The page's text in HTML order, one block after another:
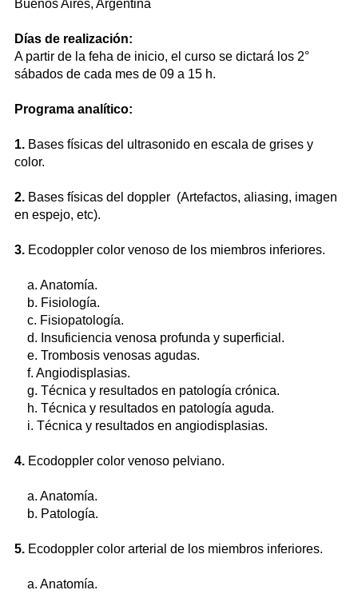
Buenos Aires, Argentina
Días de realización:
A partir de la feha de inicio, el curso se dictará los 2°
sábados de cada mes de 09 a 15 h.
Programa analítico:
1. Bases físicas del ultrasonido en escala de grises y
color.
2. Bases físicas del doppler (Artefactos, aliasing, imagen
en espejo, etc).
3. Ecodoppler color venoso de los miembros inferiores.
a. Anatomía.
b. Fisiología.
c. Fisiopatología.
d. Insuficiencia venosa profunda y superficial.
e. Trombosis venosas agudas.
f. Angiodisplasias.
g. Técnica y resultados en patología crónica.
h. Técnica y resultados en patología aguda.
i. Técnica y resultados en angiodisplasias.
4. Ecodoppler color venoso pelviano.
a. Anatomía.
b. Patología.
5. Ecodoppler color arterial de los miembros inferiores.
a. Anatomía.